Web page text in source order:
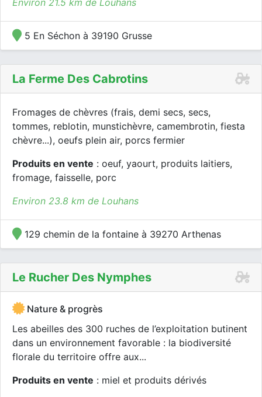
Environ 21.5 km de Louhans
5 En Séchon à 39190 Grusse
La Ferme Des Cabrotins
Fromages de chèvres (frais, demi secs, secs,
tommes, reblotin, munstichèvre, camembrotin, fiesta
chèvre...), oeufs plein air, porcs fermier
Produits en vente : oeuf, yaourt, produits laitiers,
fromage, faisselle, porc
Environ 23.8 km de Louhans
129 chemin de la fontaine à 39270 Arthenas
Le Rucher Des Nymphes
Nature & progrès
Les abeilles des 300 ruches de l’exploitation butinent
dans un environnement favorable : la biodiversité
florale du territoire offre aux...
Produits en vente : miel et produits dérivés